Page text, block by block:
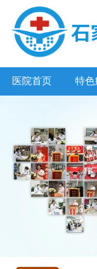
医院首页 特色
7天